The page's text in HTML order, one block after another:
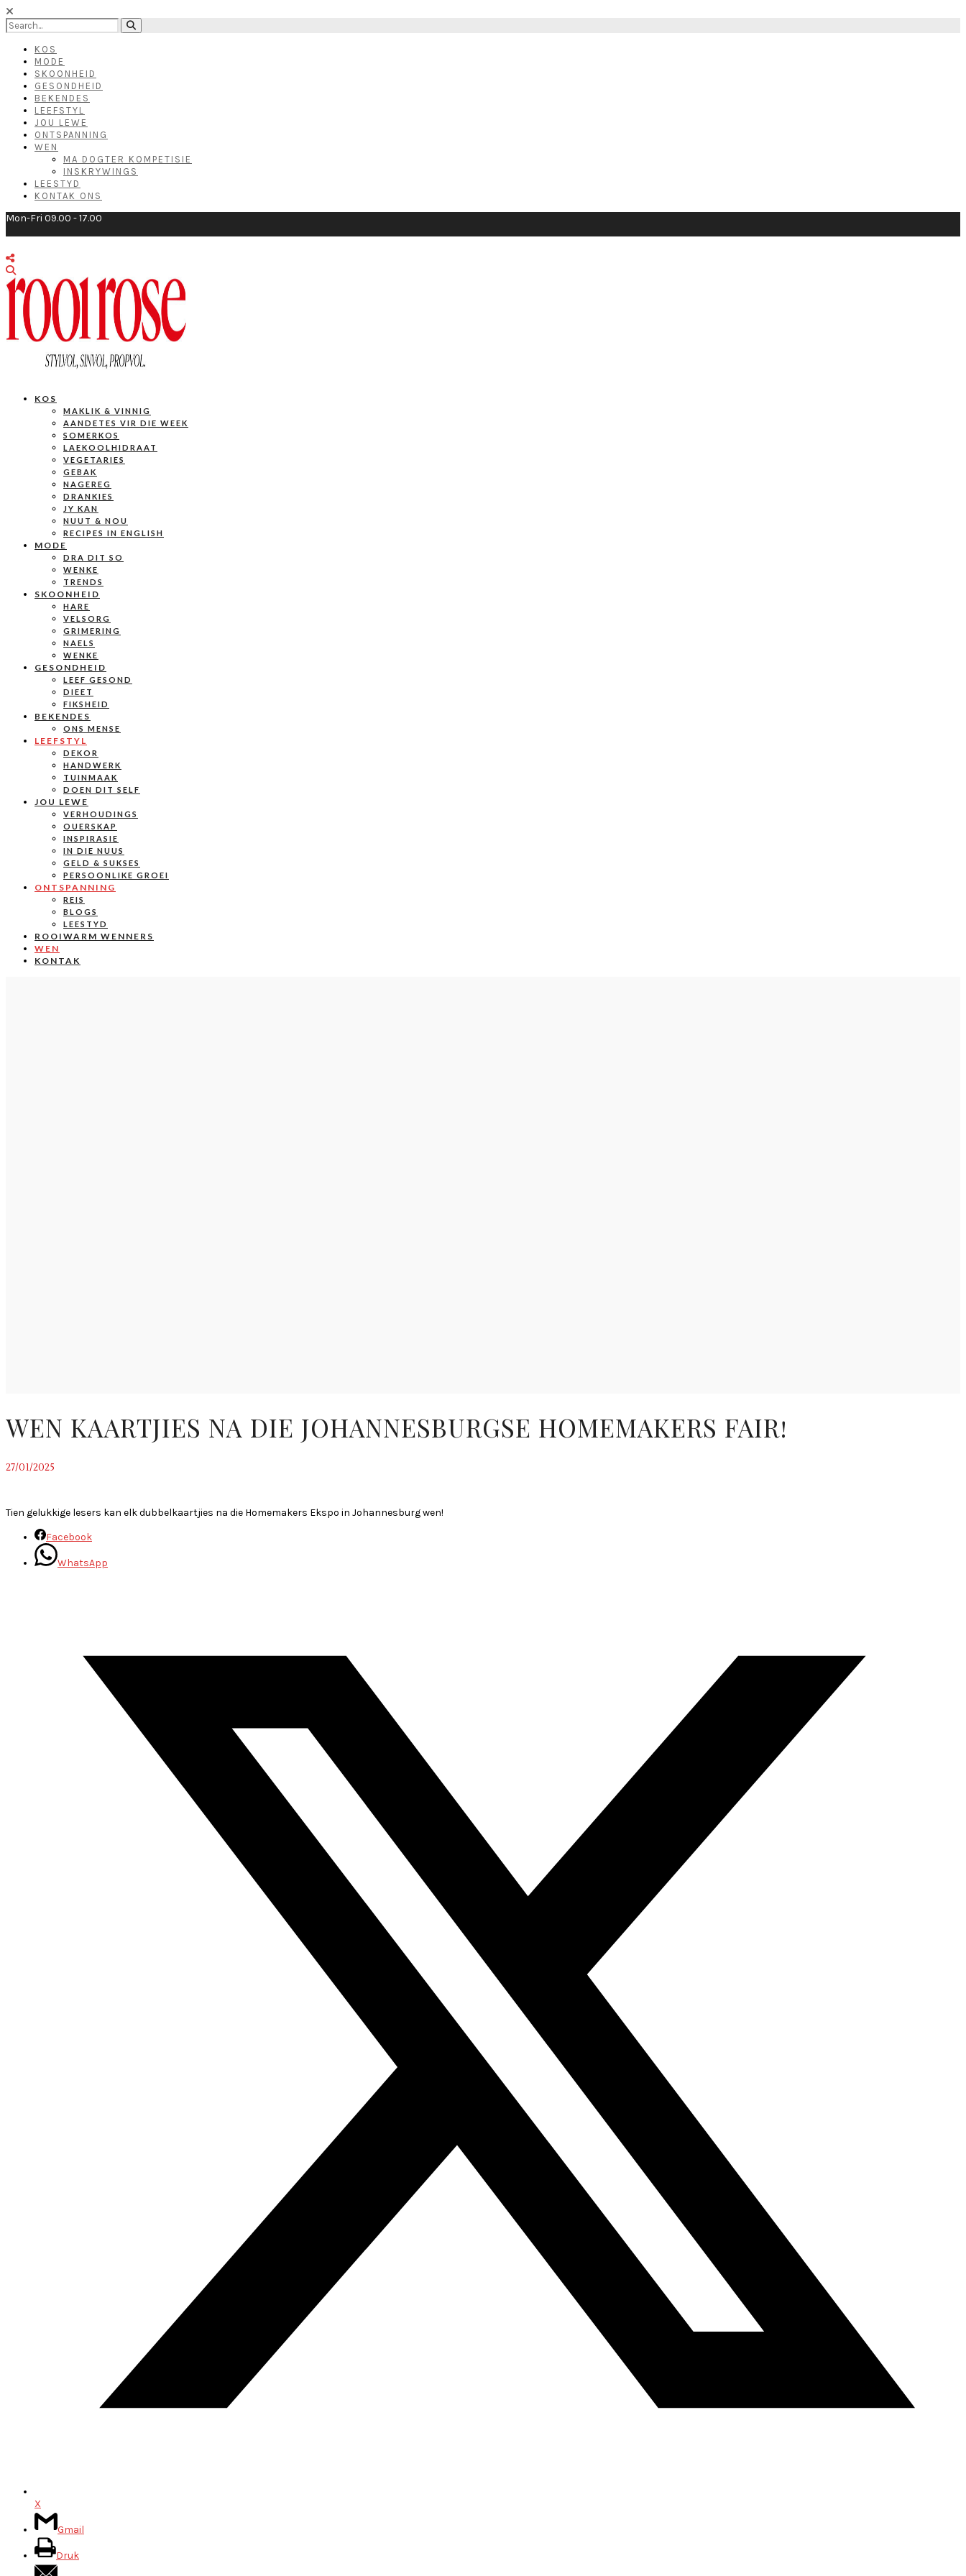
KOS
MODE
SKOONHEID
GESONDHEID
BEKENDES
LEEFSTYL
JOU LEWE
ONTSPANNING
WEN
MA DOGTER KOMPETISIE
INSKRYWINGS
LEESTYD
KONTAK ONS
Mon-Fri 09.00 - 17.00
KOS
MAKLIK & VINNIG
AANDETES VIR DIE WEEK
SOMERKOS
LAEKOOLHIDRAAT
VEGETARIES
GEBAK
NAGEREG
DRANKIES
JY KAN
NUUT & NOU
RECIPES IN ENGLISH
MODE
DRA DIT SO
WENKE
TRENDS
SKOONHEID
HARE
VELSORG
GRIMERING
NAELS
WENKE
GESONDHEID
LEEF GESOND
DIEET
FIKSHEID
BEKENDES
ONS MENSE
LEEFSTYL
DEKOR
HANDWERK
TUINMAAK
DOEN DIT SELF
JOU LEWE
VERHOUDINGS
OUERSKAP
INSPIRASIE
IN DIE NUUS
GELD & SUKSES
PERSOONLIKE GROEI
ONTSPANNING
REIS
BLOGS
LEESTYD
ROOIWARM WENNERS
WEN
KONTAK
WEN KAARTJIES NA DIE JOHANNESBURGSE HOMEMAKERS FAIR!
27/01/2025
Tien gelukkige lesers kan elk dubbelkaartjies na die Homemakers Ekspo in Johannesburg wen!
Facebook
WhatsApp
X
Gmail
Druk